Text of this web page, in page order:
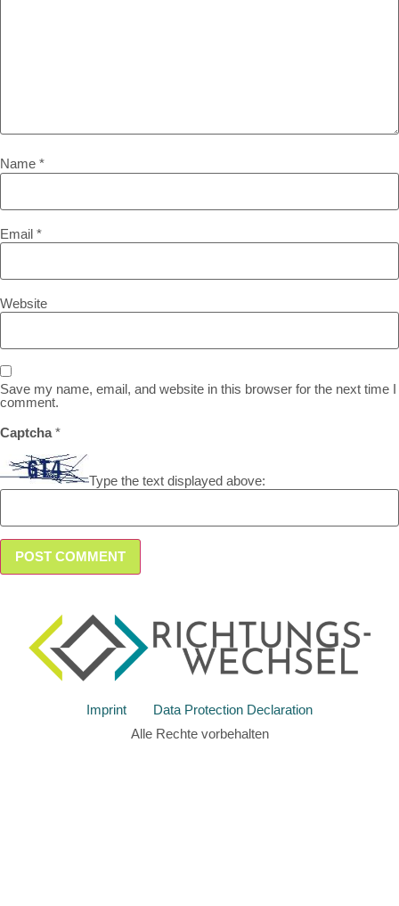
Name *
Email *
Website
Save my name, email, and website in this browser for the next time I
comment.
Captcha*
Type the text displayed above:
Imprint
Data Protection Declaration
Alle Rechte vorbehalten